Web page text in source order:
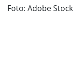
Foto: Adobe Stock